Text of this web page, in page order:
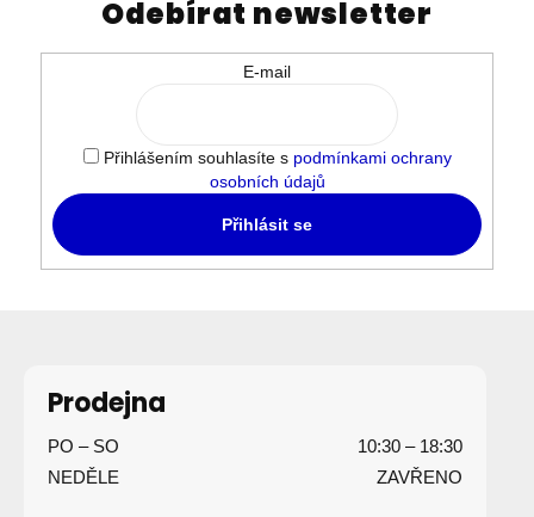
Odebírat newsletter
E-mail
Přihlášením souhlasíte s podmínkami ochrany
osobních údajů
Přihlásit se
Prodejna
PO – SO
10:30 – 18:30
NEDĚLE
ZAVŘENO